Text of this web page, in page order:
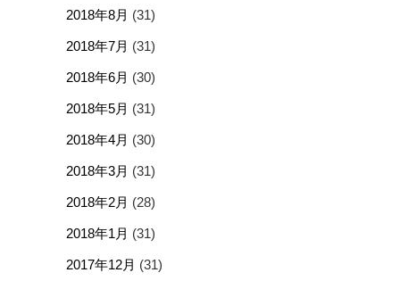
2018年8月 (31)
2018年7月 (31)
2018年6月 (30)
2018年5月 (31)
2018年4月 (30)
2018年3月 (31)
2018年2月 (28)
2018年1月 (31)
2017年12月 (31)